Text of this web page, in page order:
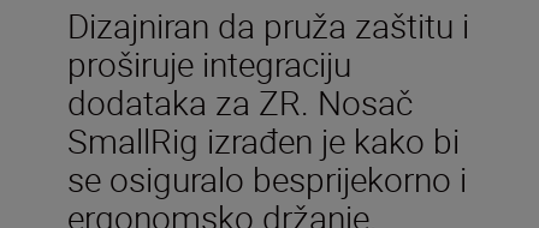
Dizajniran da pruža zaštitu i
proširuje integraciju
dodataka za ZR. Nosač
SmallRig izrađen je kako bi
se osiguralo besprijekorno i
ergonomsko držanje.